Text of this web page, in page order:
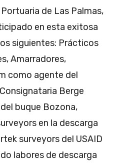
de Las Palmas,
en esta exitosa
siguientes: Prácticos
Amarradores,
como agente del
Berge
buque Bozona,
en la descarga
surveyors del USAID
labores de descarga